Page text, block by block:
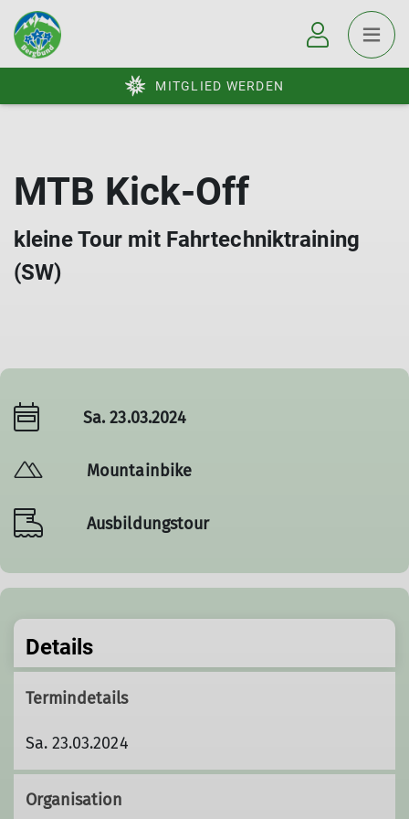
MITGLIED WERDEN
MTB Kick-Off
kleine Tour mit Fahrtechniktraining
(SW)
Sa. 23.03.2024
Mountainbike
Ausbildungstour
Details
Termindetails
Sa. 23.03.2024
Organisation